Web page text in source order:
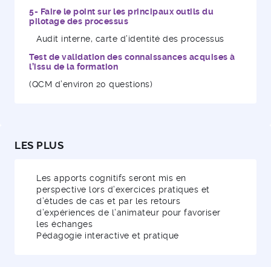
5- Faire le point sur les principaux outils du
pilotage des processus
Audit interne, carte d’identité des processus
Test de validation des connaissances acquises à
l’issu de la formation
(QCM d’environ 20 questions)
LES PLUS
Les apports cognitifs seront mis en
perspective lors d’exercices pratiques et
d’études de cas et par les retours
d’expériences de l’animateur pour favoriser
les échanges
Pédagogie interactive et pratique